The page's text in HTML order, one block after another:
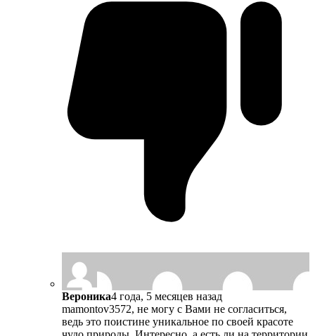
Вероника4 года, 5 месяцев назад
mamontov3572, не могу с Вами не согласиться,
ведь это поистине уникальное по своей красоте